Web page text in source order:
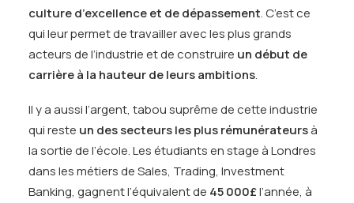
culture d’excellence et de dépassement. C’est ce
qui leur permet de travailler avec les plus grands
acteurs de l’industrie et de construire un début de
carrière à la hauteur de leurs ambitions.
Il y a aussi l’argent, tabou suprême de cette industrie
qui reste un des secteurs les plus rémunérateursà
la sortie de l’école. Les étudiants en stage à Londres
dans les métiers de Sales, Trading, Investment
Banking, gagnent l’équivalent de 45 000£l’année, à